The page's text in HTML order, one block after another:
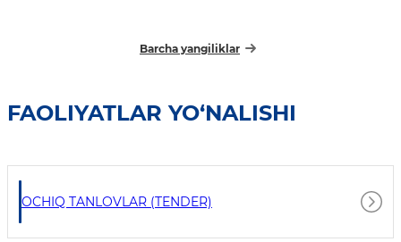
Barcha yangiliklar
FAOLIYATLAR YO‘NALISHI
OCHIQ TANLOVLAR (TENDER)